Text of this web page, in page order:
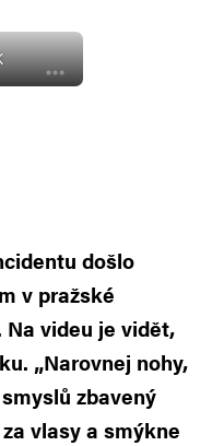
došlo
v pražské
videu je vidět,
„Narovnej nohy,
zbavený
vlasy a smýkne